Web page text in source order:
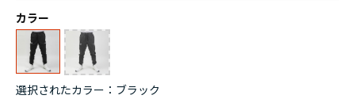
カラー
選択されたカラー：ブラック